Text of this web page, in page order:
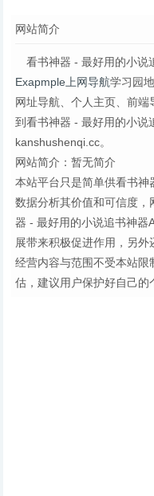
导航
网站简介
看书神器 - 最好用的小说
Exapmple上网导航学习园
网址导航、个人主页、前
到看书神器 - 最好用的小说
kanshushenqi.cc。
网站简介：暂无简介
本站平台只是简单供看书
数据分析其价值和可信度
器 - 最好用的小说追书神器
展带来积极促进作用，另
经营内容与范围不受本站
估，建议用户保护好自己的